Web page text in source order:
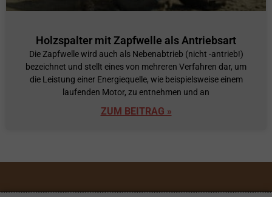
Holzspalter mit Zapfwelle als Antriebsart
Die Zapfwelle wird auch als Nebenabtrieb (nicht -antrieb!)
bezeichnet und stellt eines von mehreren Verfahren dar, um
die Leistung einer Energiequelle, wie beispielsweise einem
laufenden Motor, zu entnehmen und an
ZUM BEITRAG »